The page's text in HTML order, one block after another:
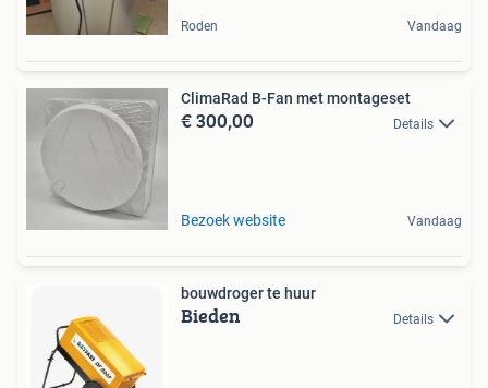
Roden Vandaag
ClimaRad B-Fan met montageset
€ 300,00 Details
Bezoek website Vandaag
bouwdroger te huur
Bieden Details